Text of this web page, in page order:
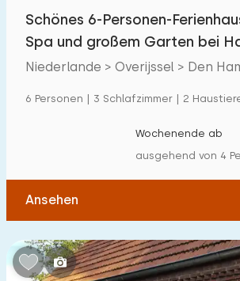
Eingeschränkte Mobilität
Schönes 6-Personen-
Spa und großem Garten bei
Niederlande > Overijssel > Den
6 Personen | 3 Schlafzimmer | 2
Wochenende ab
ausgehend von 4
Ansehen